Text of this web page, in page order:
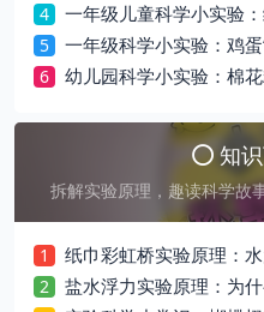
4 一年级儿童科学小实验：纸片托
5 一年级科学小实验：鸡蛋“穿墙术” | 瓶
6 幼儿园科学小实验：棉花糖溶解
知
拆解实验原理，趣读科学故
1 纸巾彩虹桥实验原理：水
2 盐水浮力实验原理：为